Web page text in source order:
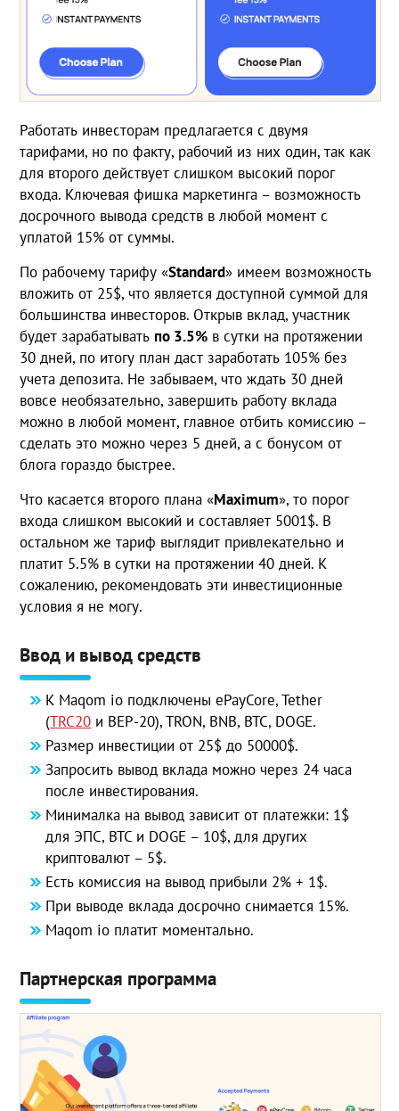
Работать инвесторам предлагается с двумя
тарифами, но по факту, рабочий из них один, так как
для второго действует слишком высокий порог
входа. Ключевая фишка маркетинга – возможность
досрочного вывода средств в любой момент с
уплатой 15% от суммы.
По рабочему тарифу «Standard» имеем возможность
вложить от 25$, что является доступной суммой для
большинства инвесторов. Открыв вклад, участник
будет зарабатывать по 3.5% в сутки на протяжении
30 дней, по итогу план даст заработать 105% без
учета депозита. Не забываем, что ждать 30 дней
вовсе необязательно, завершить работу вклада
можно в любой момент, главное отбить комиссию –
сделать это можно через 5 дней, а с бонусом от
блога гораздо быстрее.
Что касается второго плана «Maximum», то порог
входа слишком высокий и составляет 5001$. В
остальном же тариф выглядит привлекательно и
платит 5.5% в сутки на протяжении 40 дней. К
сожалению, рекомендовать эти инвестиционные
условия я не могу.
Ввод и вывод средств
К Maqom io подключены ePayCore, Tether
(TRC20 и BEP-20), TRON, BNB, BTC, DOGE.
Размер инвестиции от 25$ до 50000$.
Запросить вывод вклада можно через 24 часа
после инвестирования.
Минималка на вывод зависит от платежки: 1$
для ЭПС, BTC и DOGE – 10$, для других
криптовалют – 5$.
Есть комиссия на вывод прибыли 2% + 1$.
При выводе вклада досрочно снимается 15%.
Maqom io платит моментально.
Партнерская программа